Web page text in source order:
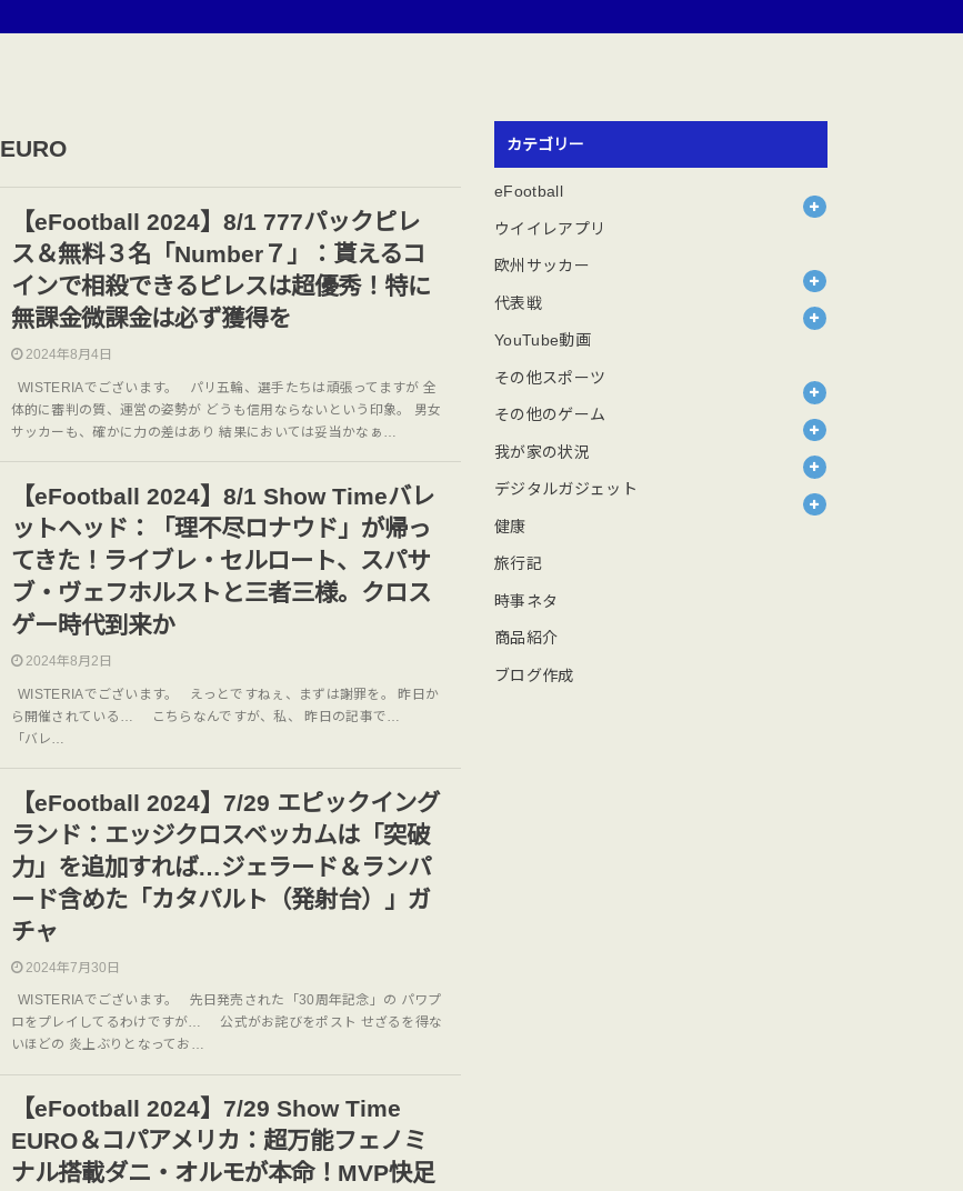
EURO
【eFootball 2024】8/1 777パックピレ
ス＆無料３名「Number７」：貰えるコ
インで相殺できるピレスは超優秀！特に
無課金微課金は必ず獲得を
2024年8月4日
WISTERIAでございます。 パリ五輪、選手たちは頑張ってますが 全
体的に審判の質、運営の姿勢が どうも信用ならないという印象。 男女
サッカーも、確かに力の差はあり 結果においては妥当かなぁ…
【eFootball 2024】8/1 Show Timeバレ
ットヘッド：「理不尽ロナウド」が帰っ
てきた！ライブレ・セルロート、スパサ
ブ・ヴェフホルストと三者三様。クロス
ゲー時代到来か
2024年8月2日
WISTERIAでございます。 えっとですねぇ、まずは謝罪を。 昨日か
ら開催されている… こちらなんですが、私、 昨日の記事で…
「バレ…
【eFootball 2024】7/29 エピックイング
ランド：エッジクロスベッカムは「突破
力」を追加すれば…ジェラード＆ランパ
ード含めた「カタパルト（発射台）」ガ
チャ
2024年7月30日
WISTERIAでございます。 先日発売された「30周年記念」の パワプ
ロをプレイしてるわけですが… 公式がお詫びをポスト せざるを得な
いほどの 炎上ぶりとなってお…
【eFootball 2024】7/29 Show Time
EURO＆コパアメリカ：超万能フェノミ
ナル搭載ダニ・オルモが本命！MVP快足
カテゴリー
eFootball
ウイイレアプリ
欧州サッカー
代表戦
YouTube動画
その他スポーツ
その他のゲーム
我が家の状況
デジタルガジェット
健康
旅行記
時事ネタ
商品紹介
ブログ作成